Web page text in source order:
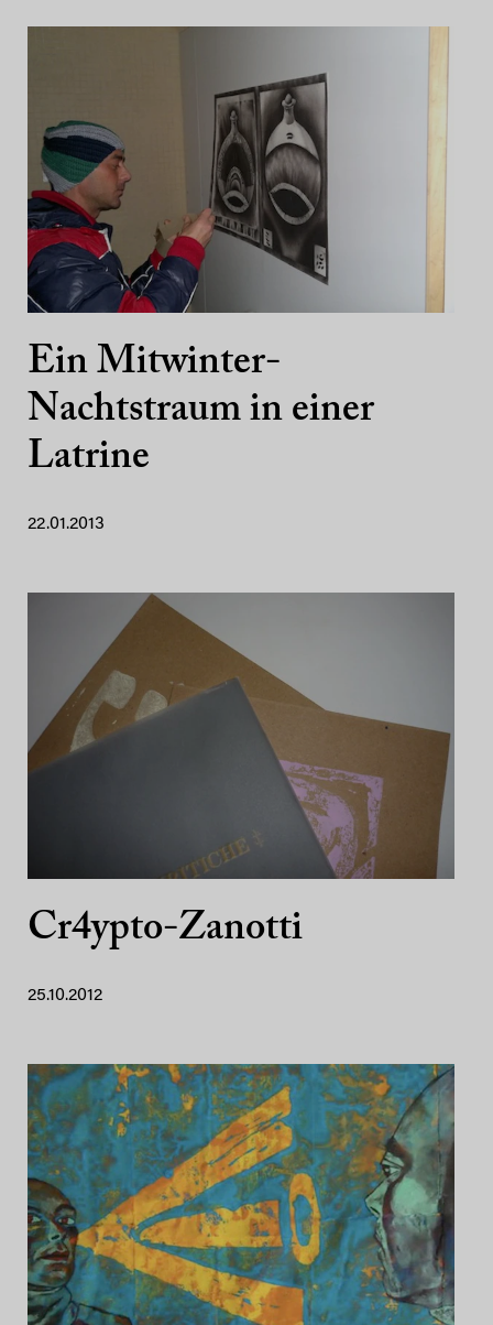
Ein Mitwinter-
Nachtstraum in einer
Latrine
22.01.2013
Cr4ypto-Zanotti
25.10.2012